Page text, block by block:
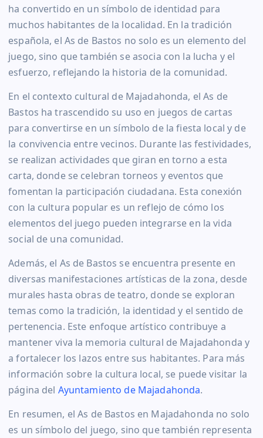
ha convertido en un símbolo de identidad para
muchos habitantes de la localidad. En la tradición
española, el As de Bastos no solo es un elemento del
juego, sino que también se asocia con la lucha y el
esfuerzo, reflejando la historia de la comunidad.
En el contexto cultural de Majadahonda, el As de
Bastos ha trascendido su uso en juegos de cartas
para convertirse en un símbolo de la fiesta local y de
la convivencia entre vecinos. Durante las festividades,
se realizan actividades que giran en torno a esta
carta, donde se celebran torneos y eventos que
fomentan la participación ciudadana. Esta conexión
con la cultura popular es un reflejo de cómo los
elementos del juego pueden integrarse en la vida
social de una comunidad.
Además, el As de Bastos se encuentra presente en
diversas manifestaciones artísticas de la zona, desde
murales hasta obras de teatro, donde se exploran
temas como la tradición, la identidad y el sentido de
pertenencia. Este enfoque artístico contribuye a
mantener viva la memoria cultural de Majadahonda y
a fortalecer los lazos entre sus habitantes. Para más
información sobre la cultura local, se puede visitar la
página del Ayuntamiento de Majadahonda.
En resumen, el As de Bastos en Majadahonda no solo
es un símbolo del juego, sino que también representa